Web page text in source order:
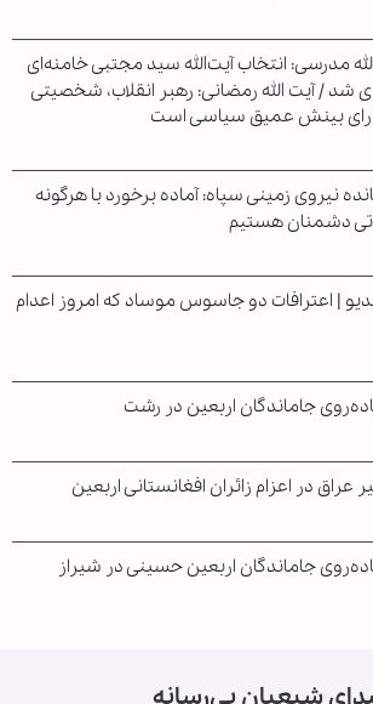
مدرسی: انتخاب آیت‌الله سید مجتبی خامنه‌ای
/ آیت الله رمضانی: رهبر انقلاب، شخصیتی
بینش عمیق سیاسی است
نیروی زمینی سپاه: آماده برخورد با هرگونه
دشمنان هستیم
| اعترافات دو جاسوس موساد که امروز اعدام
جاماندگان اربعین در رشت
عراق در اعزام زائران افغانستانی اربعین
جاماندگان اربعین حسینی در شیراز